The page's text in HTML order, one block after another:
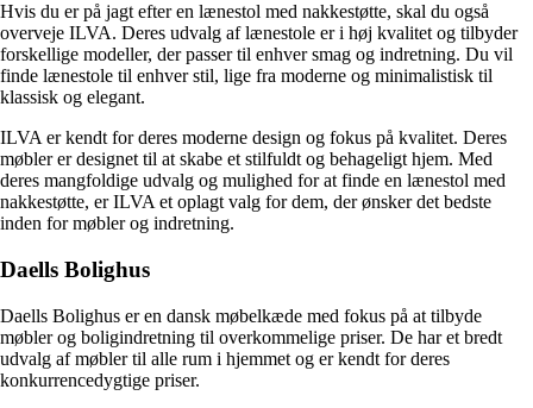
Hvis du er på jagt efter en lænestol med nakkestøtte, skal du også
overveje ILVA. Deres udvalg af lænestole er i høj kvalitet og tilbyder
forskellige modeller, der passer til enhver smag og indretning. Du vil
finde lænestole til enhver stil, lige fra moderne og minimalistisk til
klassisk og elegant.
ILVA er kendt for deres moderne design og fokus på kvalitet. Deres
møbler er designet til at skabe et stilfuldt og behageligt hjem. Med
deres mangfoldige udvalg og mulighed for at finde en lænestol med
nakkestøtte, er ILVA et oplagt valg for dem, der ønsker det bedste
inden for møbler og indretning.
Daells Bolighus
Daells Bolighus er en dansk møbelkæde med fokus på at tilbyde
møbler og boligindretning til overkommelige priser. De har et bredt
udvalg af møbler til alle rum i hjemmet og er kendt for deres
konkurrencedygtige priser.